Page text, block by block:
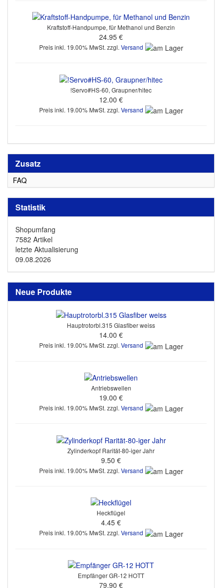
Kraftstoff-Handpumpe, für Methanol und Benzin
24.95 €
Preis inkl. 19.00% MwSt. zzgl. Versand
!Servo#HS-60, Graupner/hitec
12.00 €
Preis inkl. 19.00% MwSt. zzgl. Versand
Zusatz
FAQ
Statistik
Shopumfang
7582 Artikel
letzte Aktualisierung
09.08.2026
Neue Produkte
Hauptrotorbl.315 Glasfiber weiss
14.00 €
Preis inkl. 19.00% MwSt. zzgl. Versand
Antriebswellen
19.00 €
Preis inkl. 19.00% MwSt. zzgl. Versand
Zylinderkopf Rarität-80-iger Jahr
9.50 €
Preis inkl. 19.00% MwSt. zzgl. Versand
Heckflügel
4.45 €
Preis inkl. 19.00% MwSt. zzgl. Versand
Empfänger GR-12 HOTT
79.90 €